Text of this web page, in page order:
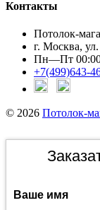
Контакты
Потолок-
г. Москва,
Пн—Пт
+7(499)643-
© 2026 Потолок-
Ваше имя